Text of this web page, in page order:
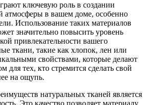
ключевую роль в создании
атмосферы в вашем доме, особенно
Использование таких материалов
значительно повысить уровень
привлекательности вашего
ткани, такие как хлопок, лен или
свойствами, которые делают
для тех, кто стремится сделать свой
на ощупь.
натуральных тканей является
Это качество позволяет материалу